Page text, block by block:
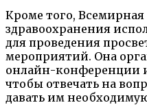
Кроме того,
здравоохранения
для проведения
мероприятий. Она
онлайн-конференции
чтобы отвечать на
давать им